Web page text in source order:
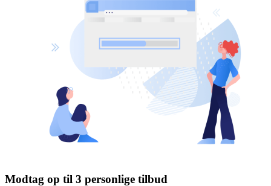
Modtag op til 3 personlige tilbud